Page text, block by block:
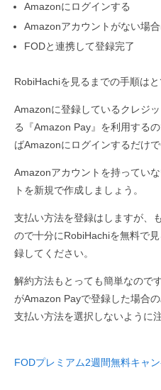
Amazonにログインする
Amazonアカウントがない場
FODと連携して登録完了
RobiHachiを見るまでの手順はと
Amazonに登録しているクレジ
る『Amazon Pay』を利用する
ばAmazonにログインするだけで
Amazonアカウントを持ってい
トを新規で作成しましょう。
支払い方法を登録はしますが、
ので十分にRobiHachiを無料で
録してください。
解約方法もとっても簡単なので
がAmazon Payで登録した場合
支払い方法を選択しないように
FODプレミアム2週間無料キャ